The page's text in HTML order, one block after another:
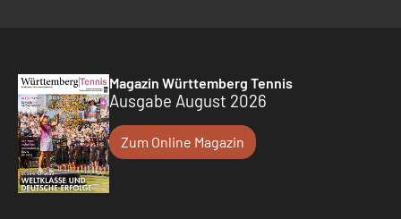
Magazin Württemberg Tennis
Ausgabe August 2026
Zum Online Magazin